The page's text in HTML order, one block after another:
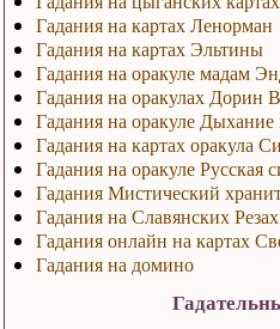
Гадания на картах Ленорман
Гадания на картах Эльтины
Гадания на оракуле мадам
Гадания на оракулах Дорин
Гадания на оракуле Дыхание
Гадания на картах оракула
Гадания на оракуле Русская
Гадания Мистический
Гадания на Славянских
Гадания онлайн на картах
Гадания на домино